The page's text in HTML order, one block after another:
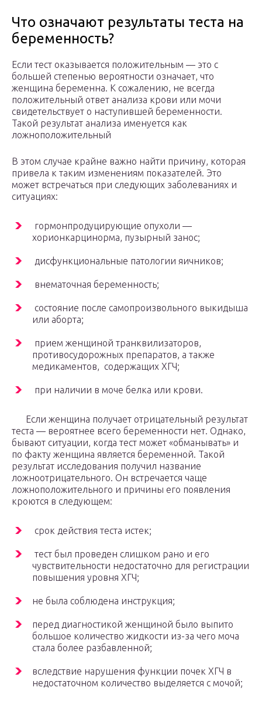
Что означают результаты теста на
беременность?
Если тест оказывается положительным — это с
большей степенью вероятности означает, что
женщина беременна. К сожалению, не всегда
положительный ответ анализа крови или мочи
свидетельствует о наступившей беременности.
Такой результат анализа именуется как
ложноположительный
В этом случае крайне важно найти причину, которая
привела к таким изменениям показателей. Это
может встречаться при следующих заболеваниях и
ситуациях:
гормонпродуцирующие опухоли —
хорионкарцинорма, пузырный занос;
дисфункциональные патологии яичников;
внематочная беременность;
состояние после самопроизвольного выкидыша
или аборта;
прием женщиной транквилизаторов,
противосудорожных препаратов, а также
медикаментов, содержащих ХГЧ;
при наличии в моче белка или крови.
Если женщина получает отрицательный результат
теста — вероятнее всего беременности нет. Однако,
бывают ситуации, когда тест может «обманывать» и
по факту женщина является беременной. Такой
результат исследования получил название
ложноотрицательного. Он встречается чаще
ложноположительного и причины его появления
кроются в следующем:
срок действия теста истек;
тест был проведен слишком рано и его
чувствительности недостаточно для регистрации
повышения уровня ХГЧ;
не была соблюдена инструкция;
перед диагностикой женщиной было выпито
большое количество жидкости из-за чего моча
стала более разбавленной;
вследствие нарушения функции почек ХГЧ в
недостаточном количество выделяется с мочой;